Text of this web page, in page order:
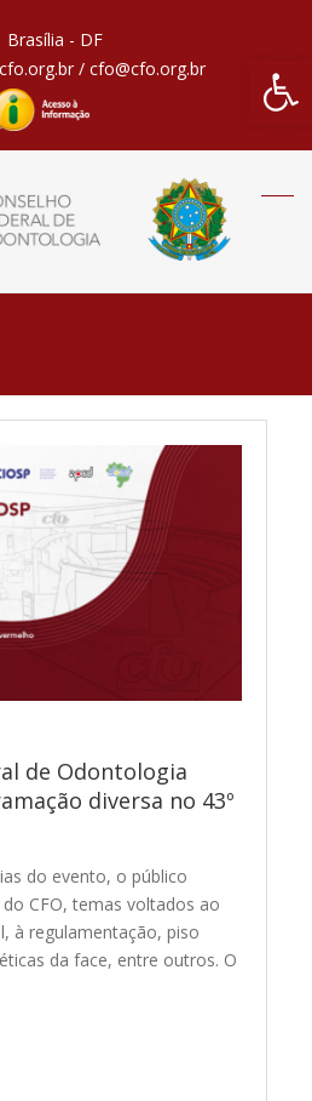
Barra
Brasília - DF
/ cfo@cfo.org.br
de Odontologia
diversa no 43º
do evento, o público
CFO, temas voltados ao
à regulamentação, piso
da face, entre outros. O